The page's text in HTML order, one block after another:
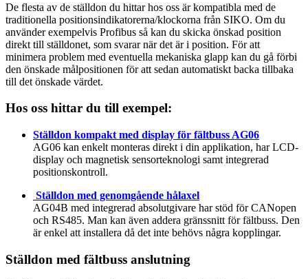
De flesta av de ställdon du hittar hos oss är kompatibla med de
traditionella positionsindikatorerna/klockorna från SIKO. Om du
använder exempelvis Profibus så kan du skicka önskad position
direkt till ställdonet, som svarar när det är i position. För att
minimera problem med eventuella mekaniska glapp kan du gå förbi
den önskade målpositionen för att sedan automatiskt backa tillbaka
till det önskade värdet.
Hos oss hittar du till exempel:
Ställdon kompakt med display för fältbuss AG06
AG06 kan enkelt monteras direkt i din applikation, har LCD-
display och magnetisk sensorteknologi samt integrerad
positionskontroll.
Ställdon med genomgående hålaxel
AG04B med integrerad absolutgivare har stöd för CANopen
och RS485. Man kan även addera gränssnitt för fältbuss. Den
är enkel att installera då det inte behövs några kopplingar.
Ställdon med fältbuss anslutning